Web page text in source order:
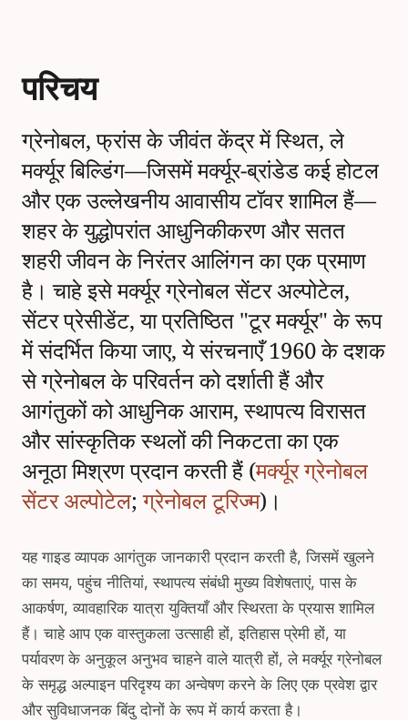
परिचय
ग्रेनोबल, फ्रांस के जीवंत केंद्र में स्थित, ले
मर्क्यूर बिल्डिंग—जिसमें मर्क्यूर-ब्रांडेड कई होटल
और एक उल्लेखनीय आवासीय टॉवर शामिल हैं—
शहर के युद्धोपरांत आधुनिकीकरण और सतत
शहरी जीवन के निरंतर आलिंगन का एक प्रमाण
है। चाहे इसे मर्क्यूर ग्रेनोबल सेंटर अल्पोटेल,
सेंटर प्रेसीडेंट, या प्रतिष्ठित "टूर मर्क्यूर" के रूप
में संदर्भित किया जाए, ये संरचनाएँ 1960 के दशक
से ग्रेनोबल के परिवर्तन को दर्शाती हैं और
आगंतुकों को आधुनिक आराम, स्थापत्य विरासत
और सांस्कृतिक स्थलों की निकटता का एक
अनूठा मिश्रण प्रदान करती हैं (मर्क्यूर ग्रेनोबल
सेंटर अल्पोटेल;ग्रेनोबल टूरिज्म)।
यह गाइड व्यापक आगंतुक जानकारी प्रदान करती है, जिसमें खुलने
का समय, पहुंच नीतियां, स्थापत्य संबंधी मुख्य विशेषताएं, पास के
आकर्षण, व्यावहारिक यात्रा युक्तियाँ और स्थिरता के प्रयास शामिल
हैं। चाहे आप एक वास्तुकला उत्साही हों, इतिहास प्रेमी हों, या
पर्यावरण के अनुकूल अनुभव चाहने वाले यात्री हों, ले मर्क्यूर ग्रेनोबल
के समृद्ध अल्पाइन परिदृश्य का अन्वेषण करने के लिए एक प्रवेश द्वार
और सुविधाजनक बिंदु दोनों के रूप में कार्य करता है।